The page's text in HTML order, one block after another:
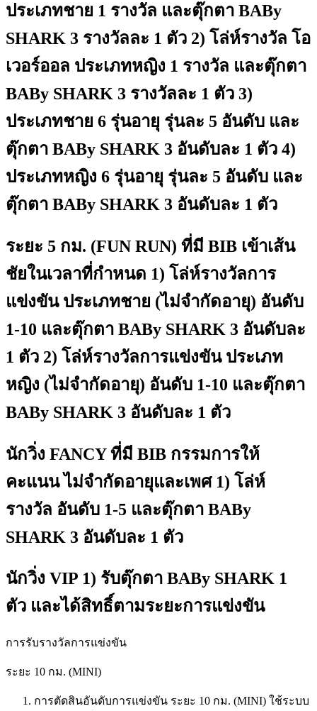
ประเภทชาย 1 รางวัล และตุ๊กตา BABy
SHARK 3 รางวัลละ 1 ตัว 2) โล่ห์รางวัล โอ
เวอร์ออล ประเภทหญิง 1 รางวัล และตุ๊กตา
BABy SHARK 3 รางวัลละ 1 ตัว 3)
ประเภทชาย 6 รุ่นอายุ รุ่นละ 5 อันดับ และ
ตุ๊กตา BABy SHARK 3 อันดับละ 1 ตัว 4)
ประเภทหญิง 6 รุ่นอายุ รุ่นละ 5 อันดับ และ
ตุ๊กตา BABy SHARK 3 อันดับละ 1 ตัว
ระยะ 5 กม. (FUN RUN) ที่มี BIB เข้าเส้น
ชัยในเวลาที่กำหนด 1) โล่ห์รางวัลการ
แข่งขัน ประเภทชาย (ไม่จำกัดอายุ) อันดับ
1-10 และตุ๊กตา BABy SHARK 3 อันดับละ
1 ตัว 2) โล่ห์รางวัลการแข่งขัน ประเภท
หญิง (ไม่จำกัดอายุ) อันดับ 1-10 และตุ๊กตา
BABy SHARK 3 อันดับละ 1 ตัว
นักวิ่ง FANCY ที่มี BIB กรรมการให้
คะแนน ไม่จำกัดอายุและเพศ 1) โล่ห์
รางวัล อันดับ 1-5 และตุ๊กตา BABy
SHARK 3 อันดับละ 1 ตัว
นักวิ่ง VIP 1) รับตุ๊กตา BABy SHARK 1
ตัว และได้สิทธิ์ตามระยะการแข่งขัน
การรับรางวัลการแข่งขัน
ระยะ 10 กม. (MINI)
การตัดสินอันดับการแข่งขัน ระยะ 10 กม. (MINI) ใช้ระบบ